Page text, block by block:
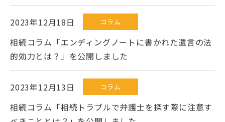
2023年12月18日 コラム
相続コラム「エンディングノートに書かれた遺言の法
的効力とは？」を公開しました
2023年12月13日 コラム
相続コラム「相続トラブルで弁護士を探す際に注意す